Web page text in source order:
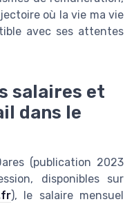
où la vie ma vie
avec ses attentes
salaires et
dans le
(publication 2023
disponibles sur
), le salaire mensuel